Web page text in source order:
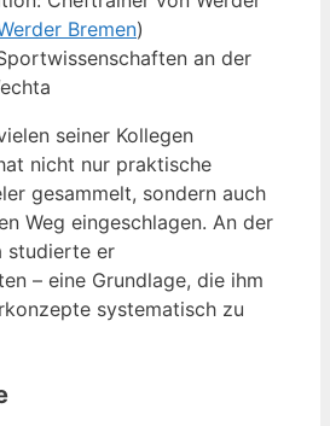
Bremen)
an der
seiner Kollegen
nicht nur praktische
gesammelt, sondern auch
Weg eingeschlagen. An der
studierte er
– eine Grundlage, die ihm
systematisch zu